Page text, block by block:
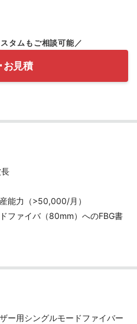
お見積
能力（>50,000/月）
ファイバ（80mm）へのFBG書
ー用シングルモードファイバー